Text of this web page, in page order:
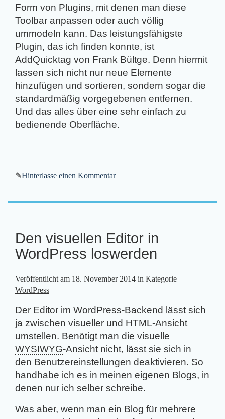
Form von Plugins, mit denen man diese
Toolbar anpassen oder auch völlig
ummodeln kann. Das leistungsfähigste
Plugin, das ich finden konnte, ist
AddQuicktag von Frank Bültge. Denn hiermit
lassen sich nicht nur neue Elemente
hinzufügen und sortieren, sondern sogar die
standardmäßig vorgegebenen entfernen.
Und das alles über eine sehr einfach zu
bedienende Oberfläche.
✎Hinterlasse einen Kommentar
Den visuellen Editor in
WordPress loswerden
Veröffentlicht am 18. November 2014 in Kategorie
WordPress
Der Editor im WordPress-Backend lässt sich
ja zwischen visueller und HTML-Ansicht
umstellen. Benötigt man die visuelle
WYSIWYG-Ansicht nicht, lässt sie sich in
den Benutzereinstellungen deaktivieren. So
handhabe ich es in meinen eigenen Blogs, in
denen nur ich selber schreibe.
Was aber, wenn man ein Blog für mehrere